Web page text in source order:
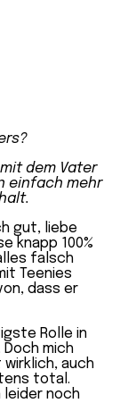
dem Vater
einfach mehr
gut, liebe
knapp 100%
falsch
Teenies
dass er
Rolle in
mich
wirklich, auch
total.
leider noch